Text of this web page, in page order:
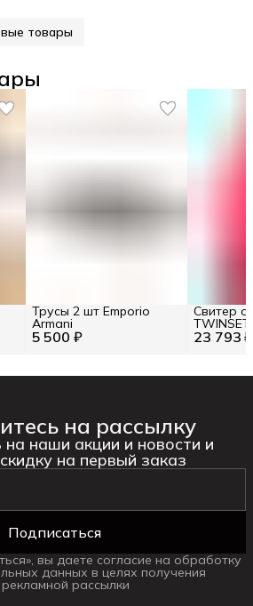
товары
5 500 ₽
Трусы 2 шт Emporio
Armani
23 793 ₽
Свитер
S
на рассылку
наши акции и новости и
на первый заказ
Подписаться
вы даете согласие на обработку
данных в целях получения
рассылки